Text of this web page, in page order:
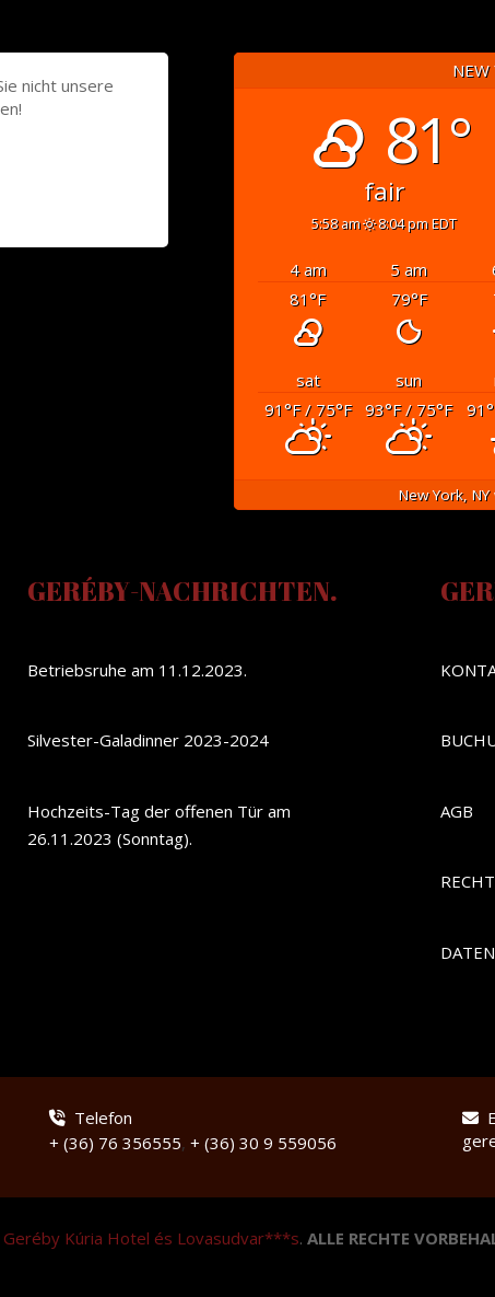
nicht unsere
NEW
81°
fair
5:58 am 8:04 pm EDT
4 am 5 am
81°F 79°F
sat sun
91°F/ 75°F 93°F/ 75°F 91
New York, NY
GERÉBY-NACHRICHTEN.
Betriebsruhe am 11.12.2023.
Silvester-Galadinner 2023-2024
Hochzeits-Tag der offenen Tür am
26.11.2023 (Sonntag).
AGB
Telefon
+ (36) 76 356555, + (36) 30 9 559056
Geréby Kúria Hotel és Lovasudvar***s. ALLE RECHTE